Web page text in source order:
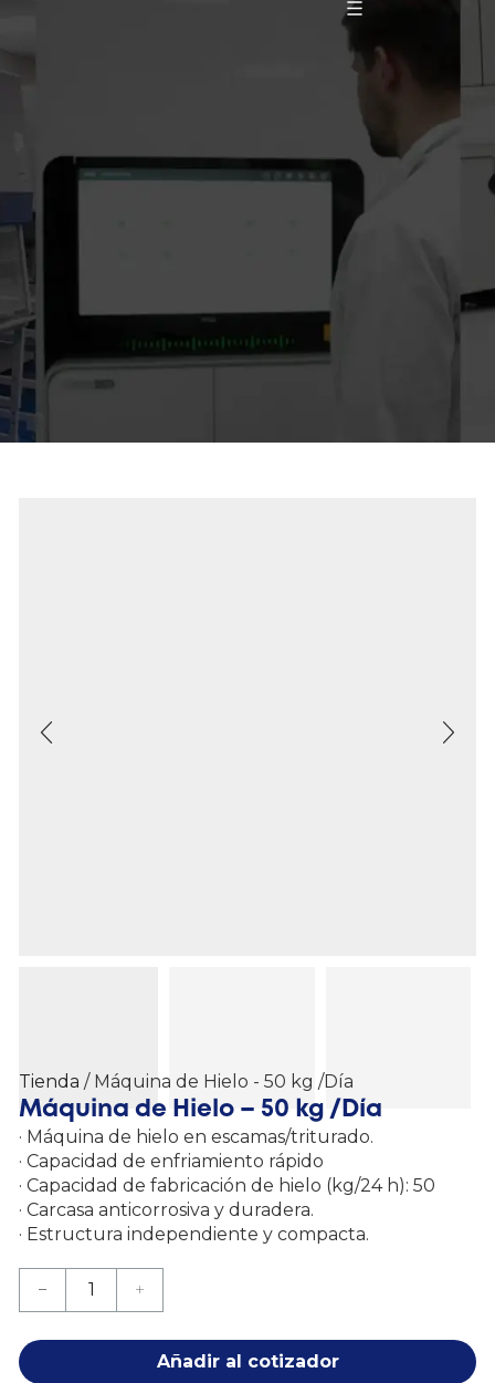
Tienda / Máquina de Hielo - 50 kg /Día
Máquina de Hielo – 50 kg /Día
· Máquina de hielo en escamas/triturado.
· Capacidad de enfriamiento rápido
· Capacidad de fabricación de hielo (kg/24 h): 50
· Carcasa anticorrosiva y duradera.
· Estructura independiente y compacta.
Añadir al cotizador